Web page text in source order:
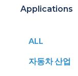
Applications
ALL
자동차 산업